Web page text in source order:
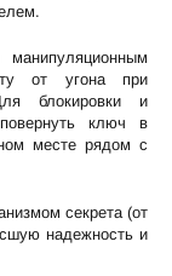
от угона при
блокировки и
ключ в
месте рядом с
секрета (от
надежность и